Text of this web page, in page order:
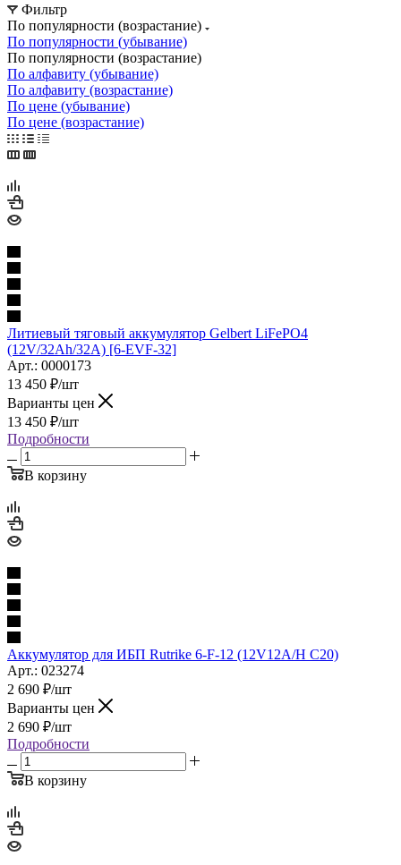
Фильтр
По популярности (возрастание)
По популярности (убывание)
По популярности (возрастание)
По алфавиту (убывание)
По алфавиту (возрастание)
По цене (убывание)
По цене (возрастание)
Литиевый тяговый аккумулятор Gelbert LiFePO4
(12V/32Ah/32A) [6-EVF-32]
Арт.: 0000173
13 450 ₽/шт
Варианты цен
13 450 ₽/шт
Подробности
В корзину
Аккумулятор для ИБП Rutrike 6-F-12 (12V12A/H C20)
Арт.: 023274
2 690 ₽/шт
Варианты цен
2 690 ₽/шт
Подробности
В корзину